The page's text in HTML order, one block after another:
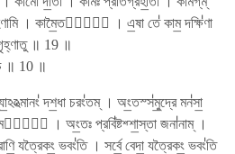
। কামৈ॒তত্তে᳚ । এ॒ষা তে॑ কাম॒ দক্ষি॑ণা
॥ 19 ॥
চ ॥ 10 ॥
দশ॒ধা চরং॑তম্ । অং॒তস্স॑মু॒দ্রে মন॑সা॒
। অং॒তঃ প্রবি॑ষ্টশ্শা॒স্তা জনা॑নাম্ ।
যত্রৈকং॒ ভবং॑তি । সর্বে॒ বেদা॒ যত্রৈকং॒ ভবং॑তি